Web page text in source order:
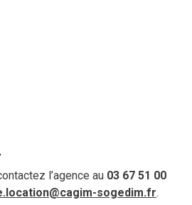
l’agence au 03 67 51 00
sogedim.fr.